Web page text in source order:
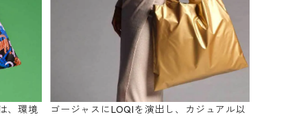
、環境
ゴージャスにLOQIを演出し、カジュアル以